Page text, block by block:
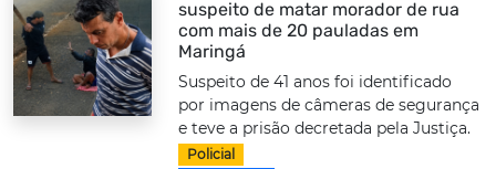
suspeito de matar morador de rua
com mais de 20 pauladas em
Maringá
Suspeito de 41 anos foi identificado
por imagens de câmeras de segurança
e teve a prisão decretada pela Justiça.
Policial